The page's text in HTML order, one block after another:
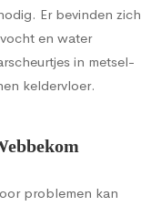
Er bevinden zich
en water
in metsel-
keldervloer.
problemen kan